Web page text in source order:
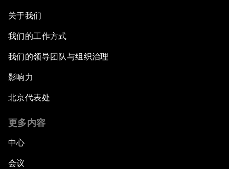
关于我们
我们的工作方式
我们的领导团队与组织治理
影响力
北京代表处
更多内容
中心
会议